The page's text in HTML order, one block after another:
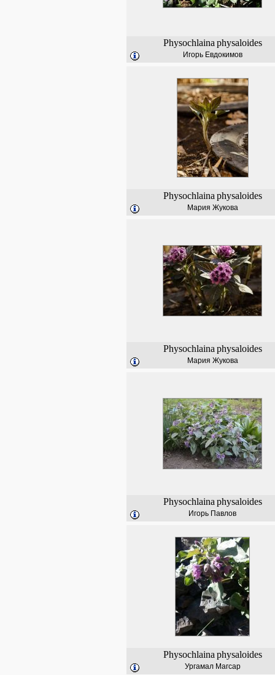
Physochlaina physaloides
Игорь Евдокимов
Physochlaina physaloides
Мария Жукова
Physochlaina physaloides
Мария Жукова
Physochlaina physaloides
Игорь Павлов
Physochlaina physaloides
Ургамал Магсар